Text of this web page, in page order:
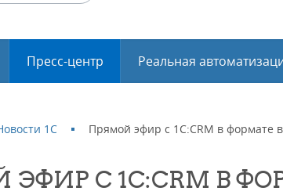
Пресс-центр Реальная
1С Прямой эфир с 1С:CRM в формате
С 1С:CRM В